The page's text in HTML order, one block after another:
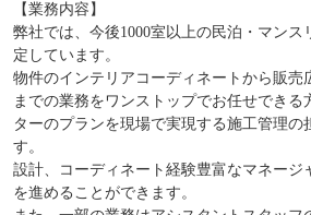
【業務内容】
弊社では、今後1000室以上の民泊・マンス
定しています。
物件のインテリアコーディネートから販売
までの業務をワンストップでお任せできる
ターのプランを現場で実現する施工管理の
す。
設計、コーディネート経験豊富なマネージ
を進めることができます。